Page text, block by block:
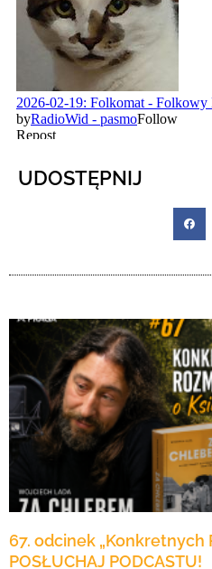
UDOSTĘPNIJ
67. odcinek „Konkretnych
POSŁUCHAJ PODCASTU!